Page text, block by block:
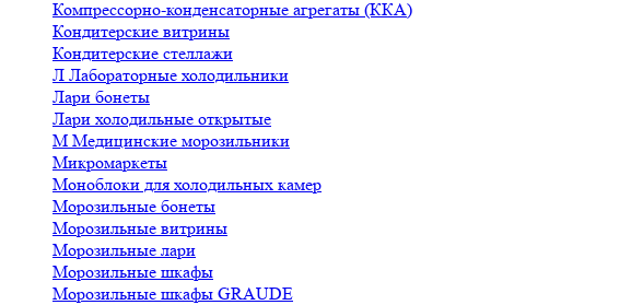
Компрессорно-конденсаторные агрегаты (ККА)
Кондитерские витрины
Кондитерские стеллажи
Л Лабораторные холодильники
Лари бонеты
Лари холодильные открытые
М Медицинские морозильники
Микромаркеты
Моноблоки для холодильных камер
Морозильные бонеты
Морозильные витрины
Морозильные лари
Морозильные шкафы
Морозильные шкафы GRAUDE